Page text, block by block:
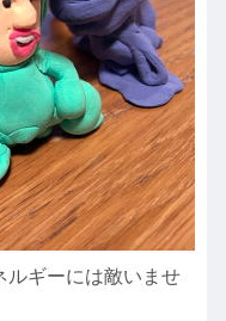
ルギーには敵いませ